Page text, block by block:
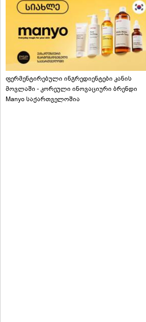
ფერმენტირებული ინგრედიენტები კანის
მოვლაში - კორეული ინოვაციური ბრენდი
Manyo საქართველოშია